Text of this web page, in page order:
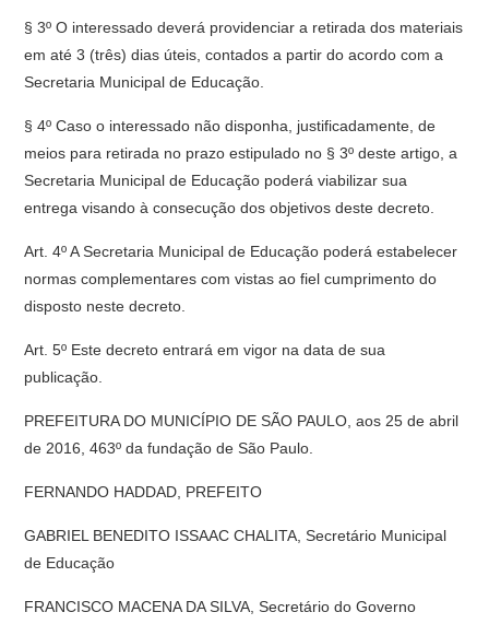
§ 3º O interessado deverá providenciar a retirada dos materiais
em até 3 (três) dias úteis, contados a partir do acordo com a
Secretaria Municipal de Educação.
§ 4º Caso o interessado não disponha, justificadamente, de
meios para retirada no prazo estipulado no § 3º deste artigo, a
Secretaria Municipal de Educação poderá viabilizar sua
entrega visando à consecução dos objetivos deste decreto.
Art. 4º A Secretaria Municipal de Educação poderá estabelecer
normas complementares com vistas ao fiel cumprimento do
disposto neste decreto.
Art. 5º Este decreto entrará em vigor na data de sua
publicação.
PREFEITURA DO MUNICÍPIO DE SÃO PAULO, aos 25 de abril
de 2016, 463º da fundação de São Paulo.
FERNANDO HADDAD, PREFEITO
GABRIEL BENEDITO ISSAAC CHALITA, Secretário Municipal
de Educação
FRANCISCO MACENA DA SILVA, Secretário do Governo